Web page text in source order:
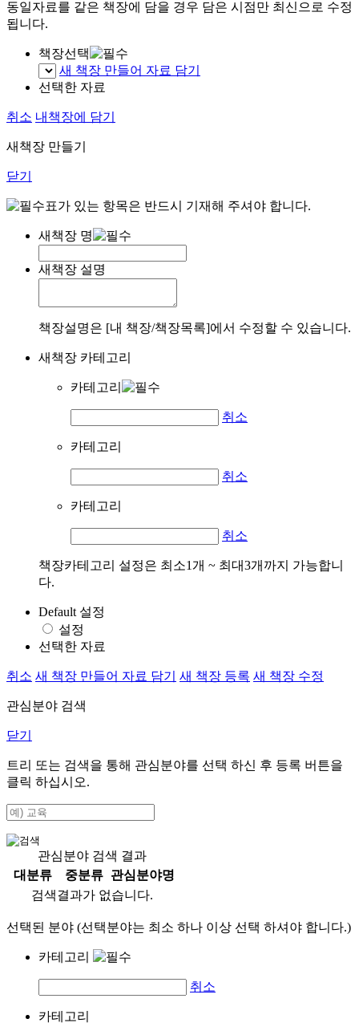
동일자료를 같은 책장에 담을 경우 담은 시점만 최신으로 수정
됩니다.
책장선택
새 책장 만들어 자료 담기
선택한 자료
취소 내책장에 담기
새책장 만들기
닫기
표가 있는 항목은 반드시 기재해 주셔야 합니다.
새책장 명
새책장 설명
책장설명은 [내 책장/책장목록]에서 수정할 수 있습니다.
새책장 카테고리
카테고리
취소
카테고리
취소
카테고리
취소
책장카테고리 설정은 최소1개 ~ 최대3개까지 가능합니
다.
Default 설정
설정
선택한 자료
취소 새 책장 만들어 자료 담기 새 책장 등록 새 책장 수정
관심분야 검색
닫기
트리 또는 검색을 통해 관심분야를 선택 하신 후 등록 버튼을
클릭 하십시오.
관심분야 검색 결과
대분류
중분류
관심분야명
검색결과가 없습니다.
선택된 분야 (선택분야는 최소 하나 이상 선택 하셔야 합니다.)
카테고리
취소
카테고리